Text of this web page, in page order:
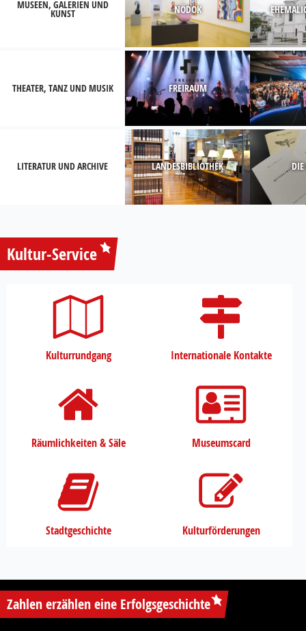
MUSEEN, GALERIEN UND
KUNST NÖDOK
THEATER, TANZ UND MUSIK FREIRAUM
LITERATUR UND ARCHIVE LANDESBIBLIOTHEK DIE
Kultur-Service
Kulturrundgang Internationale Kontakte
Räumlichkeiten & Säle Museumscard
Stadtgeschichte Kulturförderungen
Zahlen erzählen eine Erfolgsgeschichte